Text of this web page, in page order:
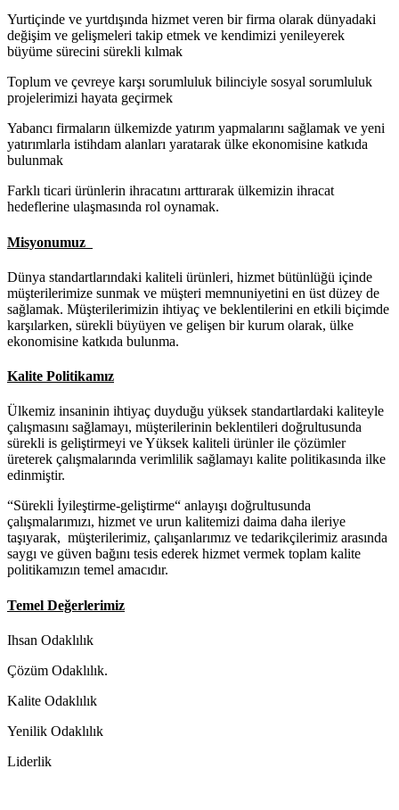
Yurtiçinde ve yurtdışında hizmet veren bir firma olarak dünyadaki
değişim ve gelişmeleri takip etmek ve kendimizi yenileyerek
büyüme sürecini sürekli kılmak
Toplum ve çevreye karşı sorumluluk bilinciyle sosyal sorumluluk
projelerimizi hayata geçirmek
Yabancı firmaların ülkemizde yatırım yapmalarını sağlamak ve yeni
yatırımlarla istihdam alanları yaratarak ülke ekonomisine katkıda
bulunmak
Farklı ticari ürünlerin ihracatını arttırarak ülkemizin ihracat
hedeflerine ulaşmasında rol oynamak.
Misyonumuz
Dünya standartlarındaki kaliteli ürünleri, hizmet bütünlüğü içinde
müşterilerimize sunmak ve müşteri memnuniyetini en üst düzey de
sağlamak. Müşterilerimizin ihtiyaç ve beklentilerini en etkili biçimde
karşılarken, sürekli büyüyen ve gelişen bir kurum olarak, ülke
ekonomisine katkıda bulunma.
Kalite Politikamız
Ülkemiz insaninin ihtiyaç duyduğu yüksek standartlardaki kaliteyle
çalışmasını sağlamayı, müşterilerinin beklentileri doğrultusunda
sürekli is geliştirmeyi ve Yüksek kaliteli ürünler ile çözümler
üreterek çalışmalarında verimlilik sağlamayı kalite politikasında ilke
edinmiştir.
“Sürekli İyileştirme-geliştirme“ anlayışı doğrultusunda
çalışmalarımızı, hizmet ve urun kalitemizi daima daha ileriye
taşıyarak, müşterilerimiz, çalışanlarımız ve tedarikçilerimiz arasında
saygı ve güven bağını tesis ederek hizmet vermek toplam kalite
politikamızın temel amacıdır.
Temel Değerlerimiz
Ihsan Odaklılık
Çözüm Odaklılık.
Kalite Odaklılık
Yenilik Odaklılık
Liderlik